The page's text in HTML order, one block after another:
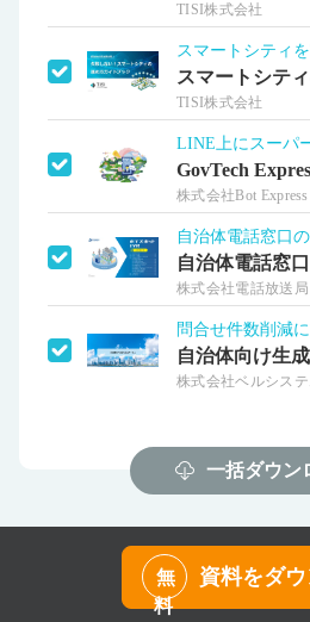
TISI株式会社
TISI株式会社
LINE上にスーパ
GovTech
株式会社Bot Express
自治体電話窓口
自治体電話窓
株式会社電話放送局
問合せ件数削減
自治体向け生
株式会社ベルシス
一括ダウン
無
料
資料をダ